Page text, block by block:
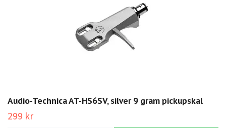
Audio-Technica AT-HS6SV, silver 9 gram pickupskal
299 kr